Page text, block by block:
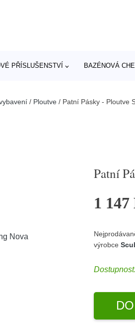
PŘÍSLUŠENSTVÍ BAZÉNOVÁ
/ Ploutve / Patní Pásky - Ploutve
Patní
1
výrobce